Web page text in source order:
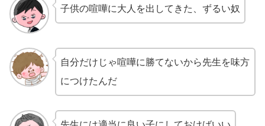
子供の喧嘩に大人を出してきた、ずるい奴
自分だけじゃ喧嘩に勝てないから先生を味方
につけたんだ